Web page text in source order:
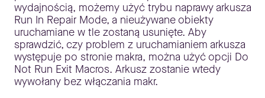
wydajnością, możemy użyć trybu naprawy arkusza
Run In Repair Mode, a nieużywane obiekty
uruchamiane w tle zostaną usunięte. Aby
sprawdzić, czy problem z uruchamianiem arkusza
występuje po stronie makra, można użyć opcji Do
Not Run Exit Macros. Arkusz zostanie wtedy
wywołany bez włączania makr.